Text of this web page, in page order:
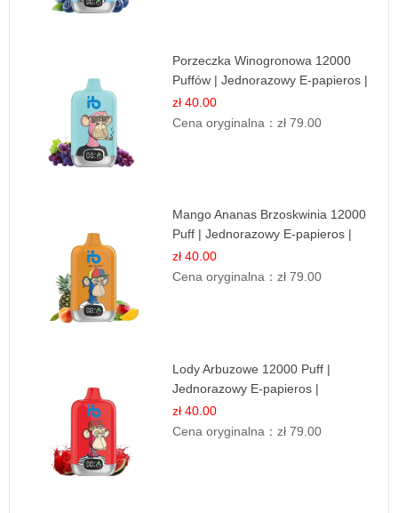
Porzeczka Winogronowa 12000
Puffów | Jednorazowy E-papieros |
Owocowy Miks
zł 40.00
Cena oryginalna：zł 79.00
Mango Ananas Brzoskwinia 12000
Puff | Jednorazowy E-papieros |
Tropikalny Smak
zł 40.00
Cena oryginalna：zł 79.00
Lody Arbuzowe 12000 Puff |
Jednorazowy E-papieros |
Deserowy Smak
zł 40.00
Cena oryginalna：zł 79.00